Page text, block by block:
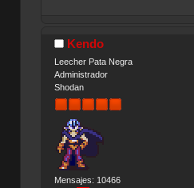
Kendo
Leecher Pata Negra
Administrador
Shodan
Mensajes: 10466